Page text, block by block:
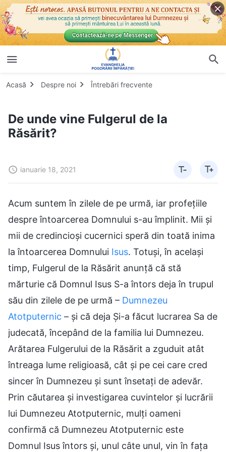
Acasă Despre noi Întrebări frecvente
De unde vine Fulgerul de la
Răsărit?
ianuarie 18, 2021
Acum suntem în zilele de pe urmă, iar profețiile
despre întoarcerea Domnului s-au împlinit. Mii și
mii de credincioși cucernici speră din toată inima
la întoarcerea Domnului Isus. Totuși, în același
timp, Fulgerul de la Răsărit anunță că stă
mărturie că Domnul Isus S-a întors deja în trupul
său din zilele de pe urmă – Dumnezeu
Atotputernic – și că deja Și-a făcut lucrarea Sa de
judecată, începând de la familia lui Dumnezeu.
Arătarea Fulgerului de la Răsărit a zguduit atât
întreaga lume religioasă, cât și pe cei care cred
sincer în Dumnezeu și sunt însetați de adevăr.
Prin căutarea și investigarea cuvintelor și lucrării
lui Dumnezeu Atotputernic, mulți oameni
confirmă că Dumnezeu Atotputernic este
Domnul Isus întors și, unul câte unul, vin în fața